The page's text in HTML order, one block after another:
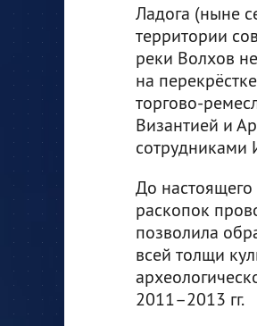
Ладога (ныне
территории
реки Волхов
на
торгово-
Византией и
До
раскопок
позволила
всей толщи
2011–2013 гг.